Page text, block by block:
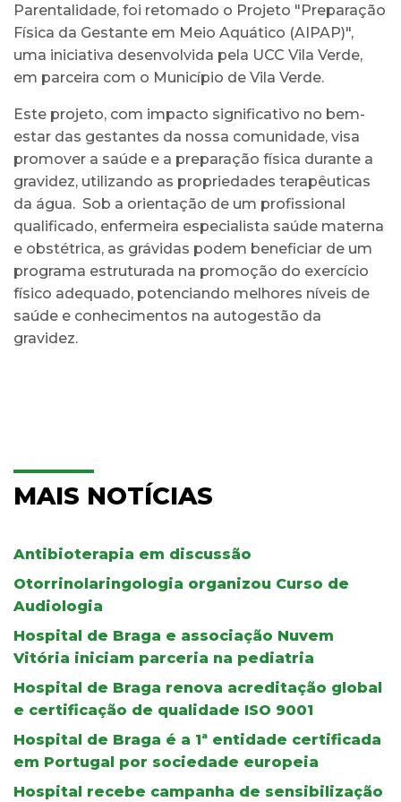
Parentalidade, foi retomado o Projeto "Preparação
Física da Gestante em Meio Aquático (AIPAP)",
uma iniciativa desenvolvida pela UCC Vila Verde,
em parceira com o Município de Vila Verde.
Este projeto, com impacto significativo no bem-
estar das gestantes da nossa comunidade, visa
promover a saúde e a preparação física durante a
gravidez, utilizando as propriedades terapêuticas
da água. Sob a orientação de um profissional
qualificado, enfermeira especialista saúde materna
e obstétrica, as grávidas podem beneficiar de um
programa estruturada na promoção do exercício
físico adequado, potenciando melhores níveis de
saúde e conhecimentos na autogestão da
gravidez.
MAIS NOTÍCIAS
Antibioterapia em discussão
Otorrinolaringologia organizou Curso de
Audiologia
Hospital de Braga e associação Nuvem
Vitória iniciam parceria na pediatria
Hospital de Braga renova acreditação global
e certificação de qualidade ISO 9001
Hospital de Braga é a 1ª entidade certificada
em Portugal por sociedade europeia
Hospital recebe campanha de sensibilização